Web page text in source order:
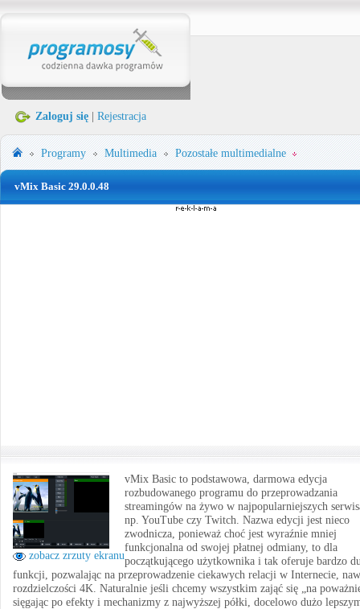
Zaloguj się Rejestracja
Programy Multimedia Pozostałe multimedialne
vMix Basic 29.0.0.48
zobacz zrzuty ekranu
vMix Basic to podstawowa, darmowa edycja
rozbudowanego programu do przeprowadzania
streamingów na żywo w najpopularniejszych
np. YouTube czy Twitch. Nazwa edycji jest nieco
zwodnicza, ponieważ choć jest wyraźnie mniej
funkcjonalna od swojej płatnej odmiany, to dla
początkującego użytkownika i tak oferuje bardzo
funkcji, pozwalając na przeprowadzenie ciekawych relacji w Internecie,
rozdzielczości 4K. Naturalnie jeśli chcemy wszystkim zająć się „na
sięgając po efekty i mechanizmy z najwyższej półki, docelowo dużo